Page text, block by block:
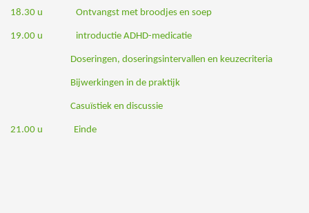
18.30 u Ontvangst met broodjes en soep
19.00 u introductie ADHD-medicatie
Doseringen, doseringsintervallen en keuzecriteria
Bijwerkingen in de praktijk
Casuïstiek en discussie
21.00 u Einde